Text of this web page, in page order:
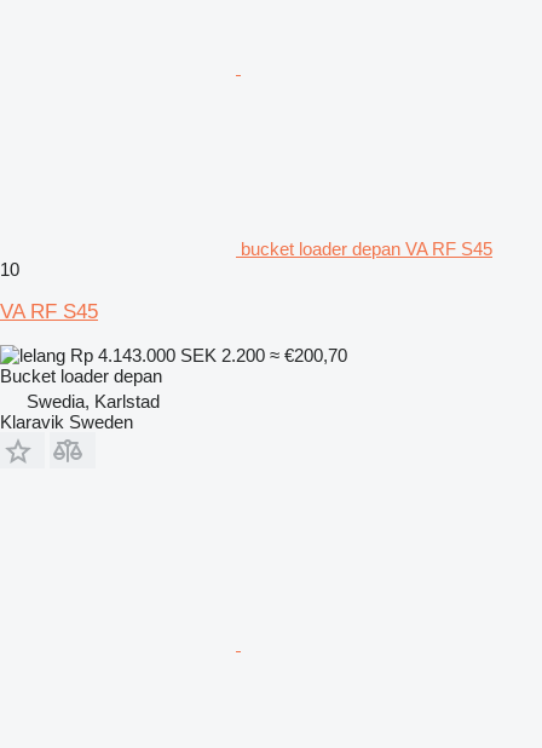
bucket loader depan VA RF S45
10
VA RF S45
Rp 4.143.000 SEK 2.200 ≈ €200,70
Bucket loader depan
Swedia, Karlstad
Klaravik Sweden